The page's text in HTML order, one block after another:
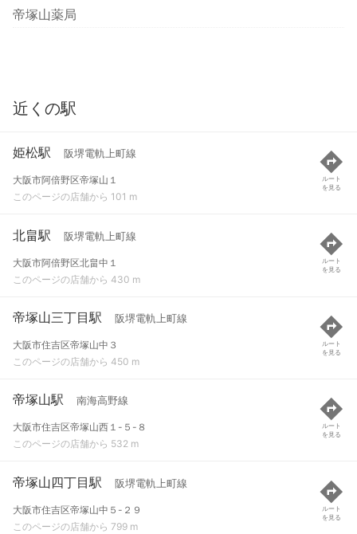
帝塚山薬局
近くの駅
姫松駅 阪堺電軌上町線
大阪市阿倍野区帝塚山１
このページの店舗から 101 m
ルート
を見る
北畠駅 阪堺電軌上町線
大阪市阿倍野区北畠中１
このページの店舗から 430 m
ルート
を見る
帝塚山三丁目駅 阪堺電軌上町線
大阪市住吉区帝塚山中３
このページの店舗から 450 m
ルート
を見る
帝塚山駅 南海高野線
大阪市住吉区帝塚山西１-５-８
このページの店舗から 532 m
ルート
を見る
帝塚山四丁目駅 阪堺電軌上町線
大阪市住吉区帝塚山中５-２９
このページの店舗から 799 m
ルート
を見る